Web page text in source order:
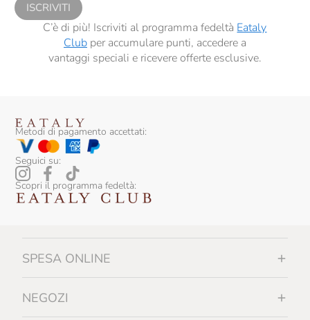
ISCRIVITI
C’è di più! Iscriviti al programma fedeltà Eataly
Clubper accumulare punti, accedere a
vantaggi speciali e ricevere offerte esclusive.
Metodi di pagamento accettati:
Seguici su:
Scopri il programma fedeltà:
SPESA ONLINE
NEGOZI